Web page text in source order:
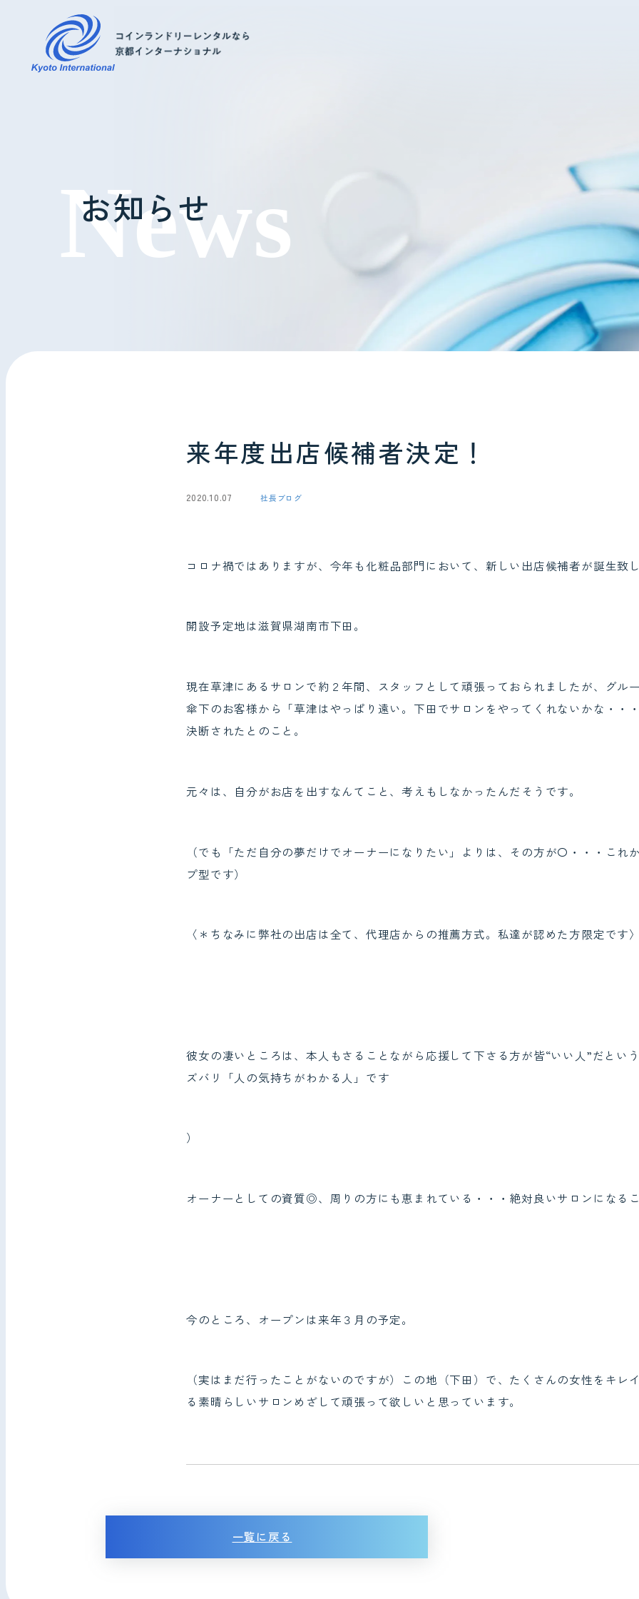
掃除・メンテナンス
会社情報
お知らせ
来年度出店候補者決定！
2020.10.07 社長ブログ
コロナ禍ではありますが、今年も化粧品部門において、新しい出店候補者が誕生致
開設予定地は滋賀県湖南市下田。
現在草津にあるサロンで約２年間、スタッフとして頑張っておられましたが、グル
傘下のお客様から「草津はやっぱり遠い。下田でサロンをやってくれないかな・・
決断されたとのこと。
元々は、自分がお店を出すなんてこと、考えもしなかったんだそうです。
（でも「ただ自分の夢だけでオーナーになりたい」よりは、その方が〇・・・これ
プ型です）
〈＊ちなみに弊社の出店は全て、代理店からの推薦方式。私達が認めた方限定です
彼女の凄いところは、本人もさることながら応援して下さる方が皆“いい人”だとい
ズバリ「人の気持ちがわかる人」です
）
オーナーとしての資質◎、周りの方にも恵まれている・・・絶対良いサロンになる
今のところ、オープンは来年３月の予定。
（実はまだ行ったことがないのですが）この地（下田）で、たくさんの女性をキレ
る素晴らしいサロンめざして頑張って欲しいと思っています。
一覧に戻る